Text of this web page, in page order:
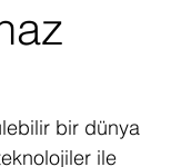
bir dünya
ile